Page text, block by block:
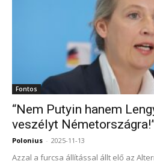
Fontos
“Nem Putyin hanem
veszélyt
Polonius - 2025-11-13
Azzal a furcsa állítással állt elő az